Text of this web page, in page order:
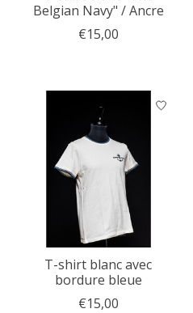
Belgian Navy" / Ancre
€15,00
T-shirt blanc avec
bordure bleue
€15,00